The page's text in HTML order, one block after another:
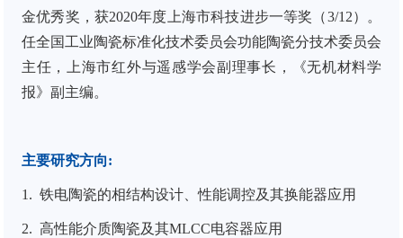
金优秀奖，获2020年度上海市科技进步一等奖（3/12）。
任全国工业陶瓷标准化技术委员会功能陶瓷分技术委员会
主任，上海市红外与遥感学会副理事长，《无机材料学
报》副主编。
主要研究方向:
1. 铁电陶瓷的相结构设计、性能调控及其换能器应用
2. 高性能介质陶瓷及其MLCC电容器应用